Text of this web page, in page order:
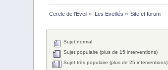
Cercle de l'Eveil » Les Eveillés » Site et forum
Sujet normal
Sujet populaire (plus de 15 interventions)
Sujet très populaire (plus de 25 interventions)